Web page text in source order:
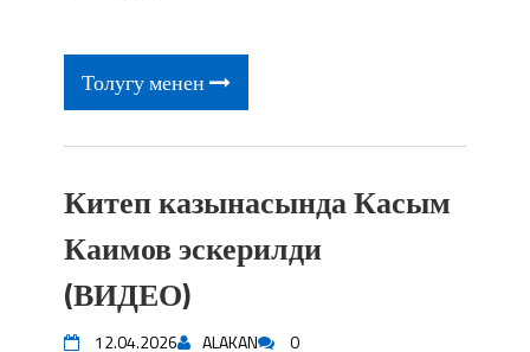
Толугу менен
Китеп казынасында Касым
Каимов эскерилди
(ВИДЕО)
12.04.2026 ALAKAN 0